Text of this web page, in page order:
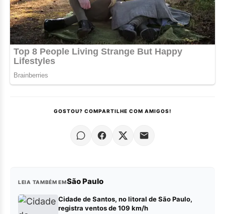
GOSTOU? COMPARTILHE COM AMIGOS!
LEIA TAMBÉM EMSão Paulo
Cidade de Santos, no litoral de São Paulo,
registra ventos de 109 km/h